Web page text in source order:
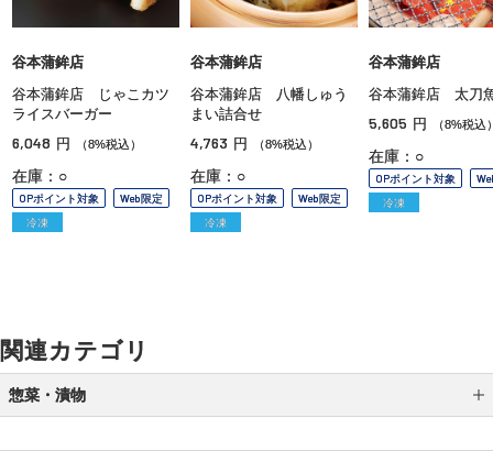
谷本蒲鉾店
谷本蒲鉾店 じゃこカツ
ライスバーガー
6,048 円 （8%税込）
在庫：○
OPポイント対象
Web限定
冷凍
谷本蒲鉾店
谷本蒲鉾店 八幡しゅう
まい詰合せ
4,763 円 （8%税込）
在庫：○
OPポイント対象
Web限定
冷凍
谷本蒲鉾店
谷本蒲鉾店 太刀
5,605 円 （8%税込
在庫：○
OPポイント対象
冷凍
関連カテゴリ
惣菜・漬物